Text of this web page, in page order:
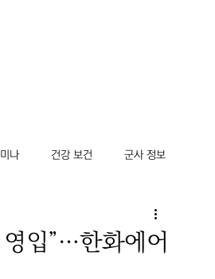
나 건강 보건 군사 정보
입”…한화에어